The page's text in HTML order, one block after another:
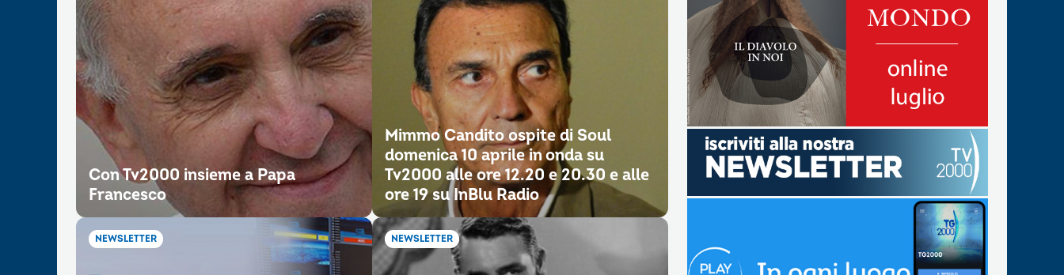
Con Tv2000 insieme a Papa
Francesco
Mimmo Candito ospite di Soul
domenica 10 aprile in onda su
Tv2000 alle ore 12.20 e 20.30 e alle
ore 19 su InBlu Radio
NEWSLETTER NEWSLETTER